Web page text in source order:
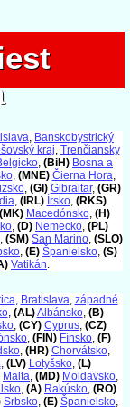
, Banskobystrický
kraj, Trenčiansky
, (BiH) Bosna a
, (MNE) Čierna Hora,
, (GI) Gibraltar, (GR)
, (IRL) Írsko, (RKS)
(MK) Macedónsko, (H)
, (D) Nemecko, (PL)
, (SM) San Marino, (SLO)
, (E) Španielsko, (S)
Vatikán.
, Bratislava, západné
, (AL)Albánsko, (B)
, (CY) Cyprus, (CZ)
, (FIN) Fínsko, (F)
, (HR) Chorvátsko,
, (LV) Lotyšsko, (L)
Malta, (MD) Moldavsko,
, (A) Rakúsko, (RO)
Srbsko, (E) Španielsko,